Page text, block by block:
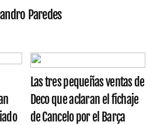
Paredes
Las tres pequeñas ventas de
Deco que aclaran el fichaje
de Cancelo por el Barça